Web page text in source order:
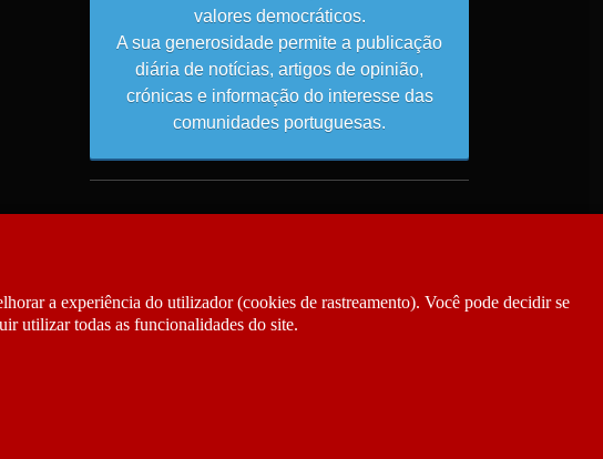
valores democráticos.
A sua generosidade permite a publicação
diária de notícias, artigos de opinião,
crónicas e informação do interesse das
comunidades portuguesas.
a experiência do utilizador (cookies de rastreamento). Você pode decidir se
utilizar todas as funcionalidades do site.